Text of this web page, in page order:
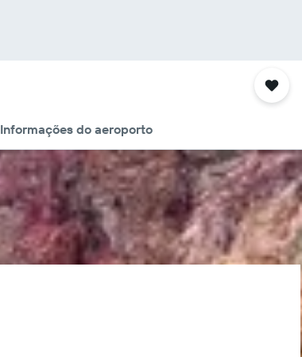
Informações do aeroporto